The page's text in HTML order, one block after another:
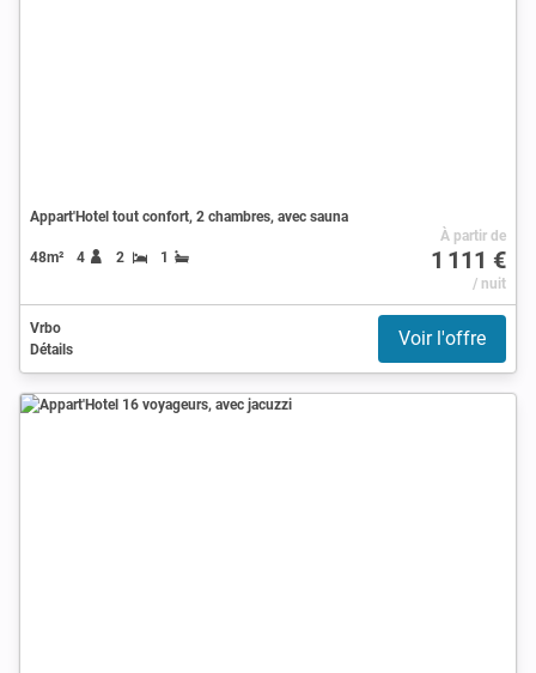
Appart'Hotel tout confort, 2 chambres, avec sauna
48m² 4 2 1
À partir de
1 111 €
/ nuit
Vrbo
Détails
Voir l'offre